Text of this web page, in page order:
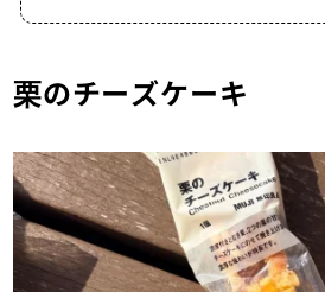
栗のチーズケーキ